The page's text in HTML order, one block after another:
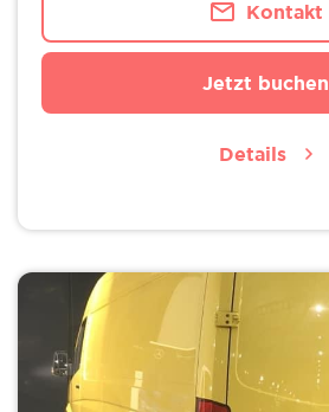
Kontakt
Jetzt buchen
Details